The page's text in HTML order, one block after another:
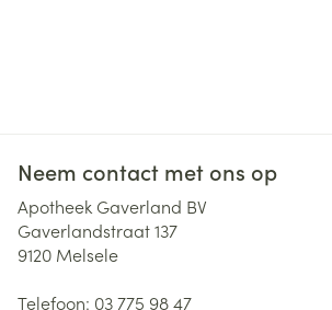
Neem contact met ons op
Apotheek Gaverland BV
Gaverlandstraat 137
9120 Melsele
Telefoon: 03 775 98 47